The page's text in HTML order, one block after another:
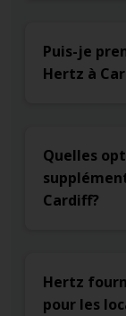
Puis-je
Hertz à
Quelles
Cardiff?
Hertz
pour les